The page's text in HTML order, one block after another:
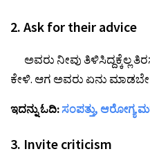
2. Ask for their advice
ಅವರು ನೀವು ತಿಳಿಸಿದ್ದಕ್ಕೆಲ್ಲ
ಕೇಳಿ. ಆಗ ಅವರು ಏನು
ಇದನ್ನು ಓದಿ:ಸಂಪತ್ತು, ಆರೋಗ್ಯ
3. Invite criticism